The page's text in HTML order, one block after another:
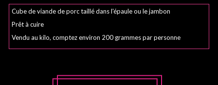
Cube de viande de porc taillé dans l'épaule ou le jambon
Prêt à cuire
Vendu au kilo, comptez environ 200 grammes par personne